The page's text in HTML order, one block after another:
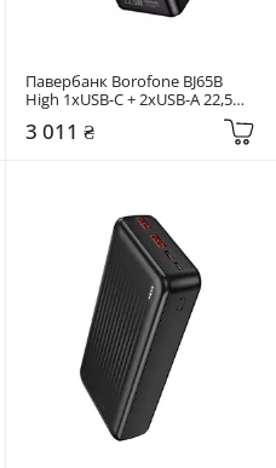
Павербанк Borofone BJ65B
High 1xUSB-C + 2xUSB-A 22,5W
3 011 ₴